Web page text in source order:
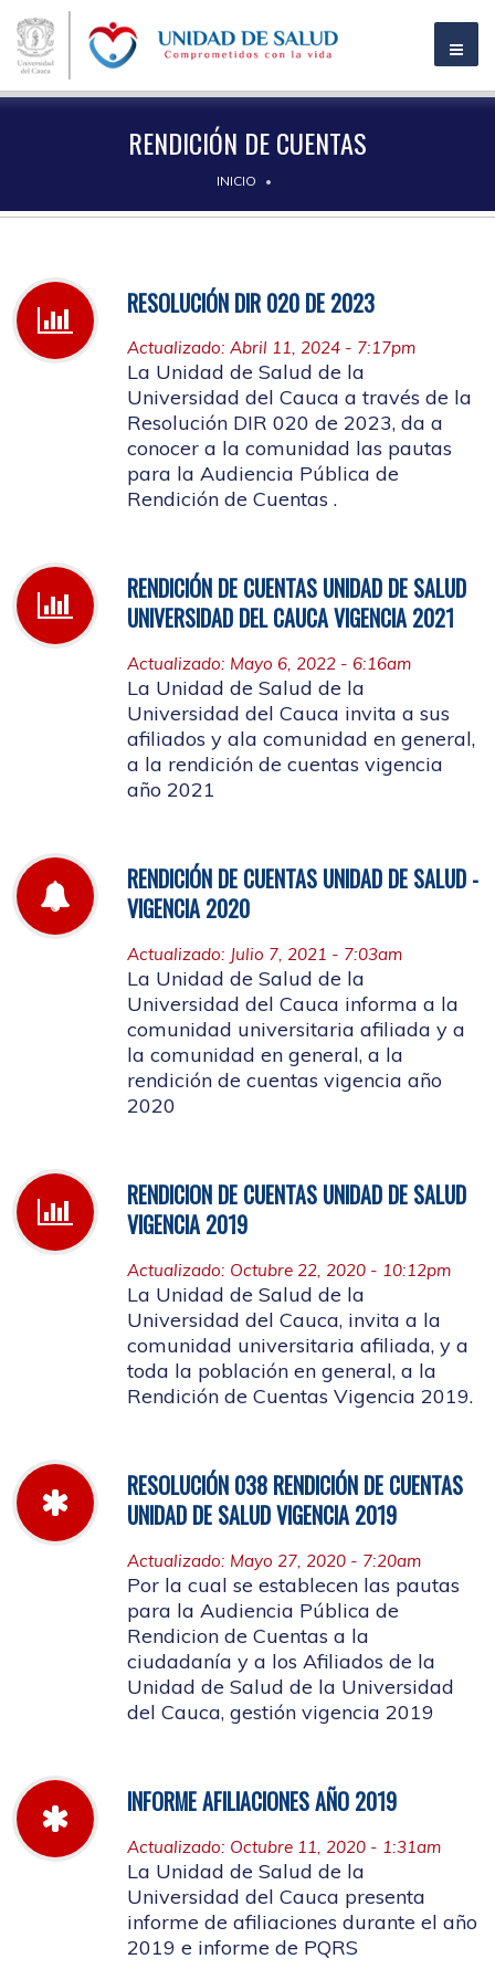
RENDICIÓN DE CUENTAS
INICIO
RESOLUCIÓN DIR 020 DE 2023
Actualizado: Abril 11, 2024 - 7:17pm
La Unidad de Salud de la
Universidad del Cauca a través de la
Resolución DIR 020 de 2023, da a
conocer a la comunidad las pautas
para la Audiencia Pública de
Rendición de Cuentas .
RENDICIÓN DE CUENTAS UNIDAD DE SALUD
UNIVERSIDAD DEL CAUCA VIGENCIA 2021
Actualizado: Mayo 6, 2022 - 6:16am
La Unidad de Salud de la
Universidad del Cauca invita a sus
afiliados y ala comunidad en general,
a la rendición de cuentas vigencia
año 2021
RENDICIÓN DE CUENTAS UNIDAD DE SALUD -
VIGENCIA 2020
Actualizado: Julio 7, 2021 - 7:03am
La Unidad de Salud de la
Universidad del Cauca informa a la
comunidad universitaria afiliada y a
la comunidad en general, a la
rendición de cuentas vigencia año
2020
RENDICION DE CUENTAS UNIDAD DE SALUD
VIGENCIA 2019
Actualizado: Octubre 22, 2020 - 10:12pm
La Unidad de Salud de la
Universidad del Cauca, invita a la
comunidad universitaria afiliada, y a
toda la población en general, a la
Rendición de Cuentas Vigencia 2019.
RESOLUCIÓN 038 RENDICIÓN DE CUENTAS
UNIDAD DE SALUD VIGENCIA 2019
Actualizado: Mayo 27, 2020 - 7:20am
Por la cual se establecen las pautas
para la Audiencia Pública de
Rendicion de Cuentas a la
ciudadanía y a los Afiliados de la
Unidad de Salud de la Universidad
del Cauca, gestión vigencia 2019
INFORME AFILIACIONES AÑO 2019
Actualizado: Octubre 11, 2020 - 1:31am
La Unidad de Salud de la
Universidad del Cauca presenta
informe de afiliaciones durante el año
2019 e informe de PQRS